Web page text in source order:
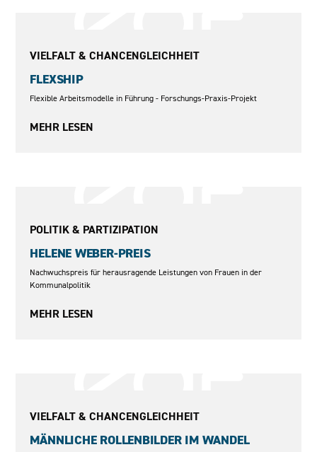
VIELFALT & CHANCENGLEICHHEIT
FLEXSHIP
Flexible Arbeitsmodelle in Führung - Forschungs-Praxis-Projekt
MEHR LESEN
POLITIK & PARTIZIPATION
HELENE WEBER-PREIS
Nachwuchspreis für herausragende Leistungen von Frauen in der
Kommunalpolitik
MEHR LESEN
VIELFALT & CHANCENGLEICHHEIT
MÄNNLICHE ROLLENBILDER IM WANDEL